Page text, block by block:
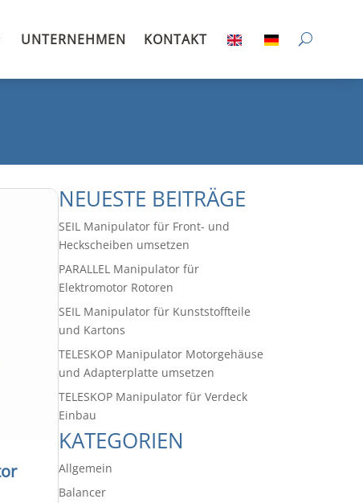
UNTERNEHMEN KONTAKT
NEUESTE BEITRÄGE
SEIL Manipulator für Front- und
Heckscheiben umsetzen
PARALLEL Manipulator für
Elektromotor Rotoren
SEIL Manipulator für Kunststoffteile
und Kartons
TELESKOP Manipulator Motorgehäuse
und Adapterplatte umsetzen
TELESKOP Manipulator für Verdeck
Einbau
KATEGORIEN
Allgemein
Balancer